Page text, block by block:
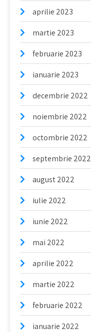
aprilie 2023
martie 2023
februarie 2023
ianuarie 2023
decembrie 2022
noiembrie 2022
octombrie 2022
septembrie 2022
august 2022
iulie 2022
iunie 2022
mai 2022
aprilie 2022
martie 2022
februarie 2022
ianuarie 2022